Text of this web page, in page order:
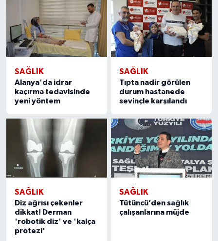
SAĞLIK
Alanya'da idrar
kaçırma tedavisinde
yeni yöntem
SAĞLIK
Tıpta nadir görülen
durum hastanede
sevinçle karşılandı
SAĞLIK
Diz ağrısı çekenler
dikkat! Derman
'robotik diz' ve 'kalça
protezi'
SAĞLIK
Tütüncü’den sağlık
çalışanlarına müjde